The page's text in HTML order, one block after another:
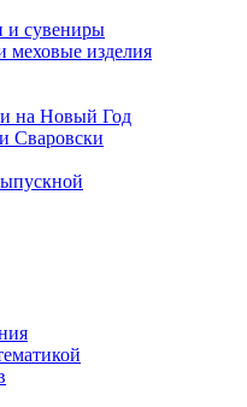
и сувениры
меховые изделия
на Новый Год
Сваровски